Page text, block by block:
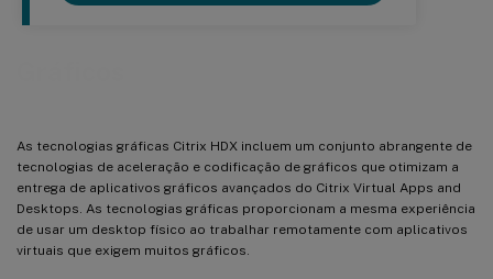
As tecnologias gráficas Citrix HDX incluem um conjunto abrangente de
tecnologias de aceleração e codificação de gráficos que otimizam a
entrega de aplicativos gráficos avançados do Citrix Virtual Apps and
Desktops. As tecnologias gráficas proporcionam a mesma experiência
de usar um desktop físico ao trabalhar remotamente com aplicativos
virtuais que exigem muitos gráficos.